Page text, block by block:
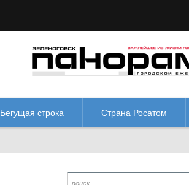
Бегущая строка Страна Росатом